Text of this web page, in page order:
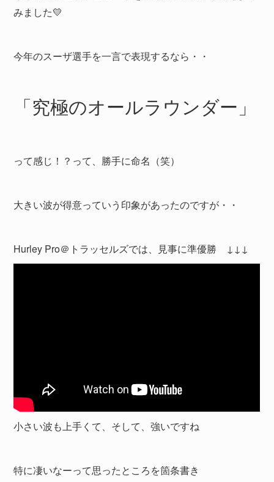
みました💛
今年のスーザ選手を一言で表現するなら・・
「究極のオールラウンダー」
って感じ！？って、勝手に命名（笑）
大きい波が得意っていう印象があったのですが・・
Hurley Pro＠トラッセルズでは、見事に準優勝 ↓↓↓
小さい波も上手くて、そして、強いですね
特に凄いなーって思ったところを箇条書き